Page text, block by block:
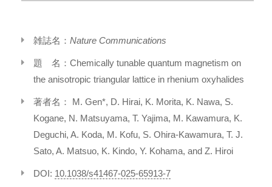
雑誌名： Nature Communications
題 名：Chemically tunable quantum magnetism on
the anisotropic triangular lattice in rhenium oxyhalides
著者名： M. Gen*, D. Hirai, K. Morita, K. Nawa, S.
Kogane, N. Matsuyama, T. Yajima, M. Kawamura, K.
Deguchi, A. Koda, M. Kofu, S. Ohira-Kawamura, T. J.
Sato, A. Matsuo, K. Kindo, Y. Kohama, and Z. Hiroi
DOI: 10.1038/s41467-025-65913-7